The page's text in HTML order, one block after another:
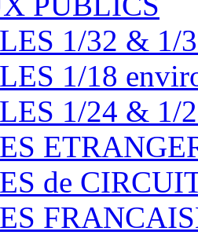
1/32 & 1/
1/18
1/24 & 1/
de